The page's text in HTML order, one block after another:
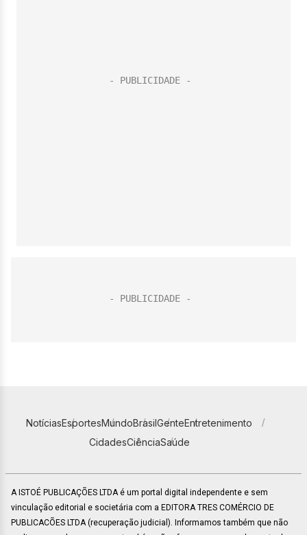
NotíciasEsportesMundoBrasilGenteEntretenimento
CidadesCiênciaSaúde
A ISTOÉ PUBLICAÇÕES LTDA é um portal digital independente e sem
vinculação editorial e societária com a EDITORA TRES COMÉRCIO DE
PUBLICACÕES LTDA (recuperação judicial). Informamos também que não